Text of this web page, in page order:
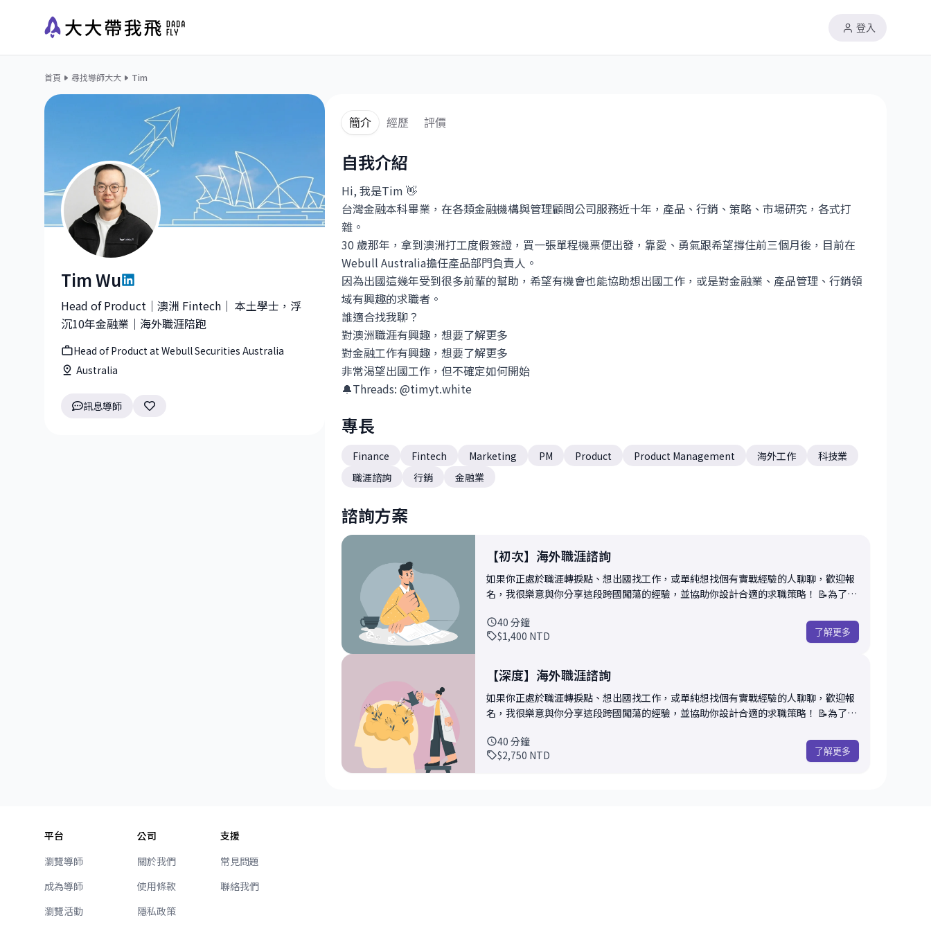
登入
首頁 尋找導師大大 Tim
Tim Wu|Head of Product at Webull Securities Australia
Tim Wu
Head of Product｜澳洲 Fintech｜ 本土學士，浮
沉10年金融業｜海外職涯陪跑
Head of Product at Webull Securities Australia
Australia
訊息導師
簡介 經歷 評價
自我介紹
Hi, 我是Tim 👋
台灣金融本科畢業，在各類金融機構與管理顧問公司服務近十年，產品、行銷、策略、市場研究，各式打
雜。
30 歲那年，拿到澳洲打工度假簽證，買一張單程機票便出發，靠愛、勇氣跟希望撐住前三個月後，目前在
Webull Australia擔任產品部門負責人。
因為出國這幾年受到很多前輩的幫助，希望有機會也能協助想出國工作，或是對金融業、產品管理、行銷領
域有興趣的求職者。
誰適合找我聊？
對澳洲職涯有興趣，想要了解更多
對金融工作有興趣，想要了解更多
非常渴望出國工作，但不確定如何開始
🔔Threads: @timyt.white
專長
Finance Fintech Marketing PM Product Product Management 海外工作
科技業
職涯諮詢
行銷 金融業
諮詢方案
【初次】海外職涯諮詢
如果你正處於職涯轉捩點、想出國找工作，或單純想找個有實戰經驗的人聊聊，歡迎報
名，我很樂意與你分享這段跨國闖蕩的經驗，並協助你設計合適的求職策略！ 📝為了讓
速掌握你的職涯輪廓 - 針對你提出的問題或挑戰，設計 2–3 個關鍵探討角度 💡你可以討
論的主題非常彈性，例如 - 對海外職涯方向感到迷惘，想釐清求職市場現況、尋求建議
突破求職無聲卡與投遞困境 - 怎麼縮小目前背景與產業需求之間的 Gap 🔖會後你可以帶
走： - 下一步行動建議 - 觀察與回饋 - 評估是否需安排深度諮詢、設計完整海外求職行
動方案
40 分鐘
$1,400 NTD 了解更多
【深度】海外職涯諮詢
如果你正處於職涯轉捩點、想出國找工作，或單純想找個有實戰經驗的人聊聊，歡迎報
名，我很樂意與你分享這段跨國闖蕩的經驗，並協助你設計合適的求職策略！ 📝為了讓
速掌握你的職涯輪廓 - 針對你提出的問題或挑戰，設計 2–3 個關鍵探討角度 💡你可以討
論的主題非常彈性，例如 - 對海外職涯方向感到迷惘，想釐清求職市場現況、尋求建議
40 分鐘
$2,750 NTD 了解更多
平台
瀏覽導師
成為導師
瀏覽活動
公司
關於我們
使用條款
隱私政策
支援
常見問題
聯絡我們